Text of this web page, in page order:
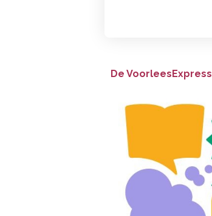
De VoorleesExpress